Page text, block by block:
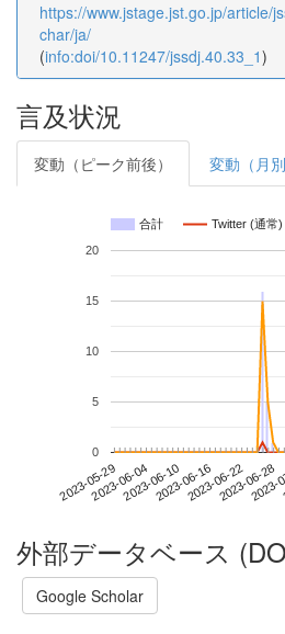
https://www.jstage.jst.go.jp/article/
char/ja/
(info:doi/10.11247/jssdj.40.33_1)
言及状況
変動（ピーク前後） 変動（月別
合計 Twitter (通常)
2023-05-292023-06-042023-06-102023-06-162023-06-222023-06-28
0
5
10
15
20
外部データベース
Google Scholar